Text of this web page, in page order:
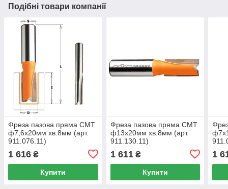
Подібні товари компанії
Фреза пазова пряма CMT
ф7,6х20мм хв.8мм (арт.
911.076.11)
1 616 ₴
Купити
Фреза пазова пряма CMT
ф13х20мм хв.8мм (арт.
911.130.11)
1 611₴
Купити
1